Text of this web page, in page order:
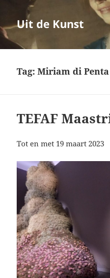
Uit de Kunst
Tag:Miriam di Penta
TEFAF
Tot en met 19 maart 2023